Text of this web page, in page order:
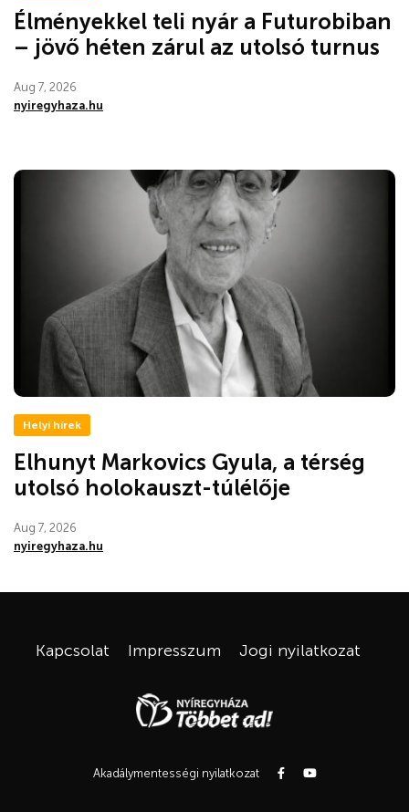
Élményekkel teli nyár a Futurobiban
– jövő héten zárul az utolsó turnus
Aug 7, 2026
nyiregyhaza.hu
Helyi hírek
Elhunyt Markovics Gyula, a térség
utolsó holokauszt-túlélője
Aug 7, 2026
nyiregyhaza.hu
Kapcsolat Impresszum Jogi nyilatkozat
Akadálymentességi nyilatkozat